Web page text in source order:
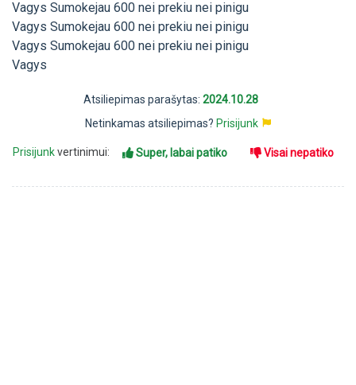
Vagys Sumokejau 600 nei prekiu nei pinigu
Vagys Sumokejau 600 nei prekiu nei pinigu
Vagys Sumokejau 600 nei prekiu nei pinigu
Vagys
Atsiliepimas parašytas: 2024.10.28
Netinkamas atsiliepimas? Prisijunk
Prisijunkvertinimui: Super, labai patiko Visai nepatiko